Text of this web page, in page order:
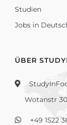
Studien
Jobs in
ÜBER
Wotanstr
+49 1522